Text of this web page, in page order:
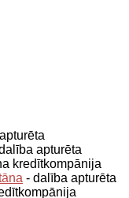
apturēta
kredītkompānija
- dalība apturēta